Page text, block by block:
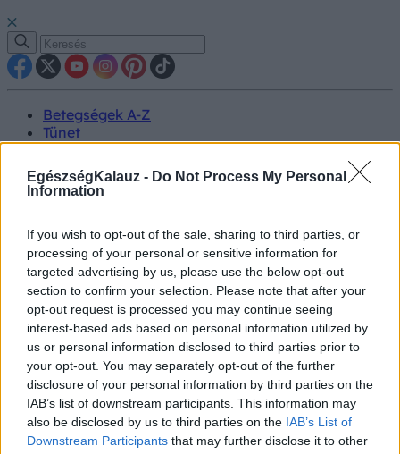
EgészségKalauz - Do Not Process My Personal
Information
If you wish to opt-out of the sale, sharing to third parties, or
processing of your personal or sensitive information for
targeted advertising by us, please use the below opt-out
section to confirm your selection. Please note that after your
opt-out request is processed you may continue seeing
interest-based ads based on personal information utilized by
us or personal information disclosed to third parties prior to
your opt-out. You may separately opt-out of the further
disclosure of your personal information by third parties on the
IAB’s list of downstream participants. This information may
also be disclosed by us to third parties on the IAB’s List of
Downstream Participants that may further disclose it to other
Betegségek A-Z
Tünet
Vizsgálat
Kezelés
Életmódváltás
Hírek
Videók
Kisállatok egészsége
#allergia #influenza#cukorbetegség
#orvosmeteorológia#vérnyomás#stroke#rákbetegség
#pajzsmirigy#reflux#ekcéma#herpesz
Regisztráció